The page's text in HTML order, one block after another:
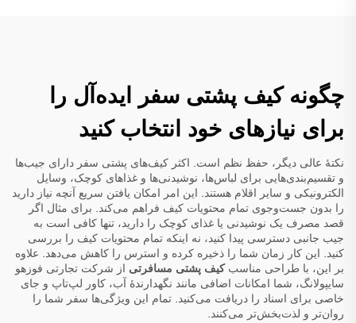
چگونه کیف پشتی سفر ایده‌آل را
برای نیازهای خود انتخاب کنید
نکتهٔ عالی دیگر، حفظ نظم است. اکثر کیف‌های پشتی سفر دارای جیب‌ها
و تقسیم‌بندی‌هایی برای لباس‌ها، نوشیدنی‌ها و غذاهای کوچک، وسایل
الکترونیکی و سایر اقلام هستند. این امر امکان یافتن سریع آنچه نیاز دارید
را بدون جست‌وجوی تمام محتویات کیف فراهم می‌کند. برای مثال اگر
قصد مصرف یک نوشیدنی یا غذای کوچک را دارید، تنها کافی است به
جیب جانبی دسترسی پیدا کنید، نه اینکه تمام محتویات کیف را بررسی
کنید. این کار زمان شما را ذخیره کرده و استرس را کاهش می‌دهد. علاوه
بر این، با طراحی مناسبکیف پشتی مسافرتی از شرکت تجارتی فوزهو
سایپولانگ، شما امکانات اضافی مانند نگهدارندهٔ آب، کاور لپ‌تاپ و جای
خاصی برای اسناد را دریافت می‌کنید. تمام این ویژگی‌ها سفر شما را
روان‌تر و لذت‌بخش‌تر می‌کنند.